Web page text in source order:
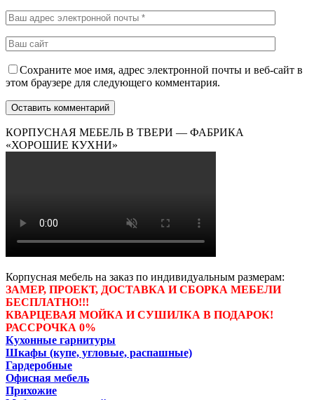
Сохраните мое имя, адрес электронной почты и веб-сайт в
этом браузере для следующего комментария.
КОРПУСНАЯ МЕБЕЛЬ В ТВЕРИ — ФАБРИКА
«ХОРОШИЕ КУХНИ»
Корпусная мебель на заказ по индивидуальным размерам:
ЗАМЕР, ПРОЕКТ, ДОСТАВКА И СБОРКА МЕБЕЛИ
БЕСПЛАТНО!!!
КВАРЦЕВАЯ МОЙКА И СУШИЛКА В ПОДАРОК!
РАССРОЧКА 0%
Кухонные гарнитуры
Шкафы (купе, угловые, распашные)
Гардеробные
Офисная мебель
Прихожие